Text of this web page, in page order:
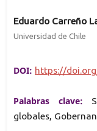
Eduardo Carreño
Universidad de Chile
DOI: https://
Palabras clave:
globales,